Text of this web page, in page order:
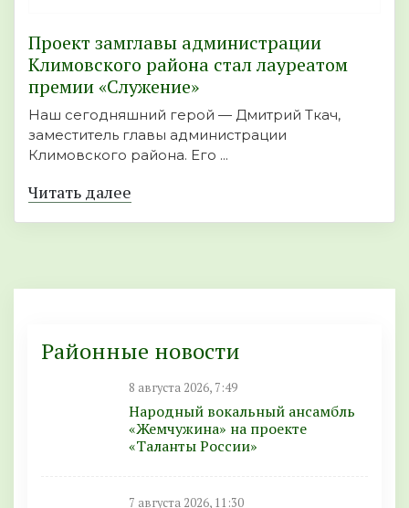
Проект замглавы администрации
Климовского района стал лауреатом
премии «Служение»
Наш сегодняшний герой — Дмитрий Ткач,
заместитель главы администрации
Климовского района. Его ...
Читать далее
Районные новости
8 августа 2026, 7:49
Народный вокальный ансамбль
«Жемчужина» на проекте
«Таланты России»
7 августа 2026, 11:30